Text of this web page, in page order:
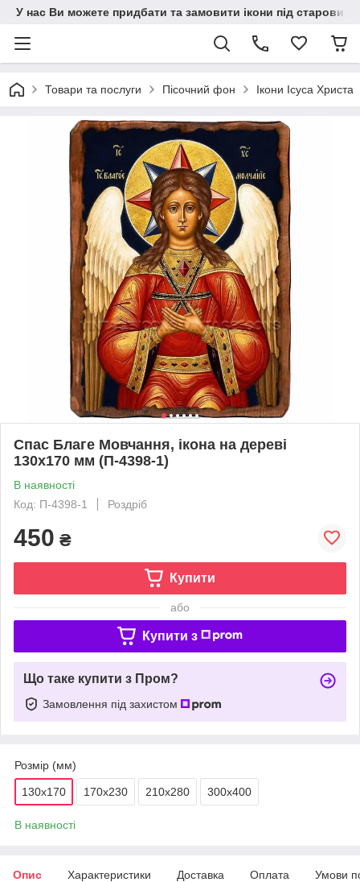
У нас Ви можете придбати та замовити ікони під
Товари та послуги Пісочний фон Ікони Ісуса Христа
Спас Благе Мовчання, ікона на дереві
130х170 мм (П-4398-1)
В наявності
Код: П-4398-1
Роздріб
450 ₴
Купити
або
Купити з
Що таке купити з Пром?
Замовлення під захистом
Розмір (мм)
130х170 170х230 210х280 300х400
В наявності
Опис Характеристики Доставка Оплата Умови